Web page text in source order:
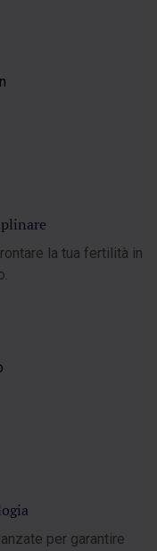
la tua fertilità in
per garantire